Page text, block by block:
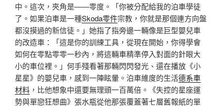
中。這次，夾角是——零度。「你被分配給我的泊車學徒
了。如果泊車是一種Skoda零件宗教，你就是那個連方向盤
都沒摸過的新信徒。」她指了指旁邊一輛像是巨型嬰兒車
的改造車：「這是你的訓練工具，從現在開始，你得學會
如何在零點零零一秒內，將這輛車精準停入對面的針眼大
小的車位裡。」何手殘看著那輛閃閃發光、還在播放《小
星星》的嬰兒車，感到一陣眩暈。泊車維度的生活德系車
材料 ，比他想象中還要無理頭一百萬倍。《失控的星座運
勢與單戀狂想曲》張水瓶從他那張覆蓋著七層舊報紙的單